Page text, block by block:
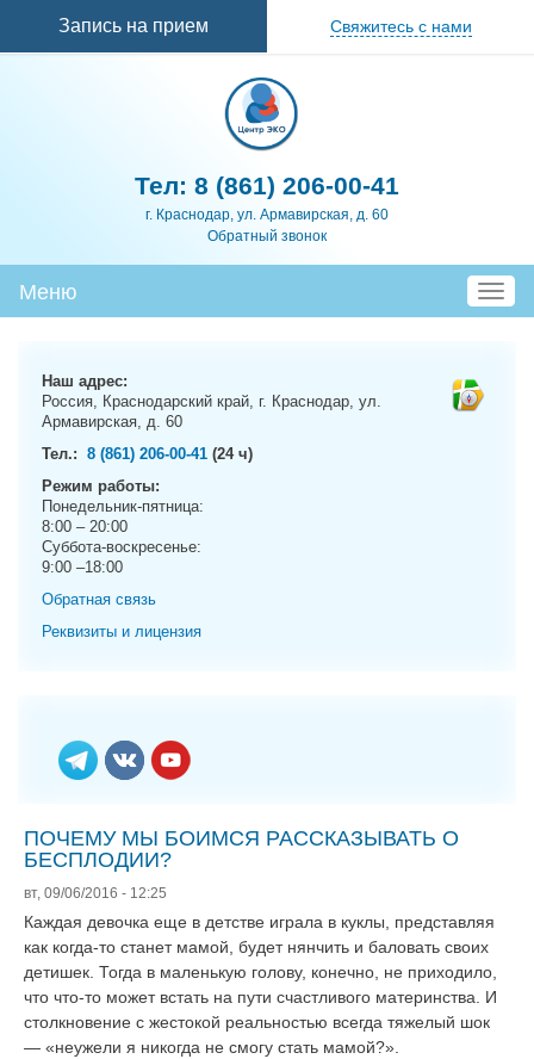
Запись на прием Свяжитесь с нами
Тел: 8 (861) 206-00-41
г. Краснодар, ул. Армавирская, д. 60
Обратный звонок
T
o
Меню
Наш адрес:
Россия, Краснодарский край, г. Краснодар, ул.
Армавирская, д. 60
Тел.: 8 (861) 206-00-41 (24 ч)
Режим работы:
Понедельник-пятница:
8:00 – 20:00
Суббота-воскресенье:
9:00 –18:00
Обратная связь
Реквизиты и лицензия
ПОЧЕМУ МЫ БОИМСЯ РАССКАЗЫВАТЬ О
БЕСПЛОДИИ?
вт, 09/06/2016 - 12:25
Каждая девочка еще в детстве играла в куклы, представляя
как когда-то станет мамой, будет нянчить и баловать своих
детишек. Тогда в маленькую голову, конечно, не приходило,
что что-то может встать на пути счастливого материнства. И
столкновение с жестокой реальностью всегда тяжелый шок
— «неужели я никогда не смогу стать мамой?».